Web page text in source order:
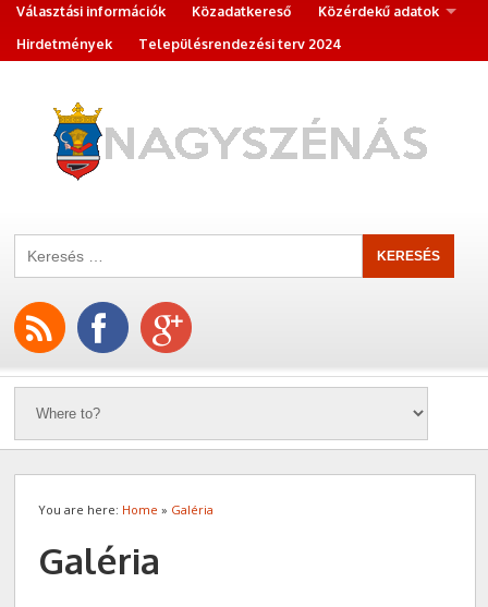
Választási információk
Közadatkereső
Közérdekű adatok
Hirdetmények
Településrendezési terv 2024
You are here: Home » Galéria
Galéria